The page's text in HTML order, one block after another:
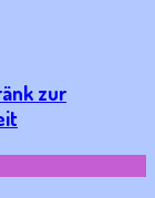
zur